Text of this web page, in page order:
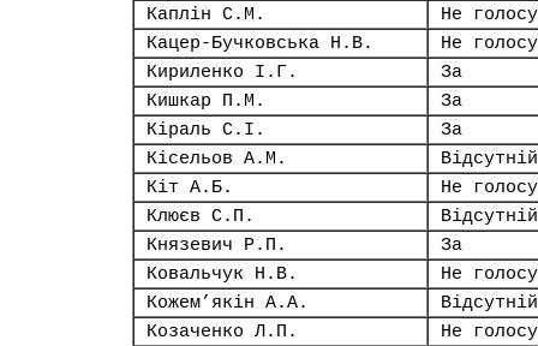
Каплін С.М.
Не
Кацер-Бучковська Н.В.
Не
Кириленко І.Г.
За
Кишкар П.М.
За
Кіраль С.І.
За
Кісельов А.М.
Відсутній
Кіт А.Б.
Не
Клюєв С.П.
Відсутній
Князевич Р.П.
За
Ковальчук Н.В.
Не
Кожем’якін А.А.
Відсутній
Козаченко Л.П.
Не